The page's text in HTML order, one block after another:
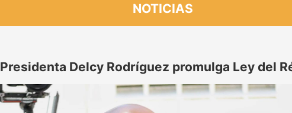
NOTICIAS
Presidenta Delcy Rodríguez promulga Ley del